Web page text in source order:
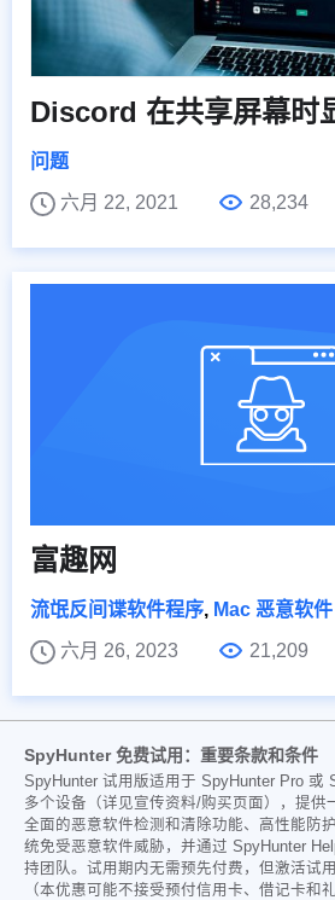
Discord 在共享屏幕时
问题
六月 22, 2021
28,234
富趣网
流氓反间谍软件程序, Mac 恶意软件
六月 26, 2023
21,209
SpyHunter 免费试用：重要条款和条件
SpyHunter 试用版适用于 SpyHunter Pro 或
多个设备（详见宣传资料/购买页面），提供
全面的恶意软件检测和清除功能、高性能防
统免受恶意软件威胁，并通过 SpyHunter
持团队。试用期内无需预先付费，但激活试
（本优惠可能不接受预付信用卡、借记卡和